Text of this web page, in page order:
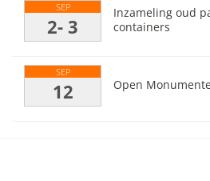
SEP
2- 3
Inzameling oud
containers
SEP
12 Open